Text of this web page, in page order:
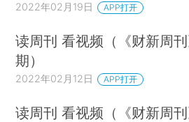
2022年02月19日 APP打开
读周刊 看视频（《财新周
期）
2022年02月12日 APP打开
读周刊 看视频（《财新周